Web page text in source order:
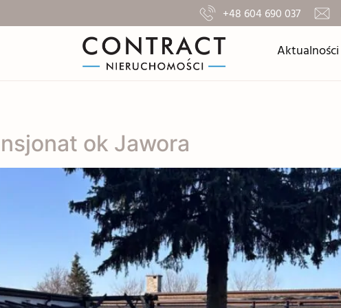
+48 604 690 037
Aktualności
ok Jawora